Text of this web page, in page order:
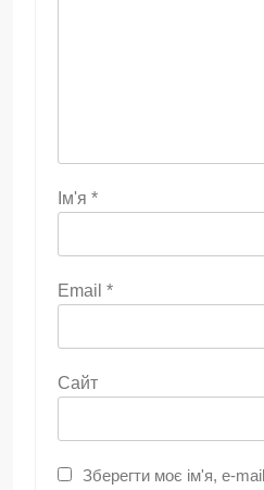
Ім'я *
Email *
Сайт
Зберегти моє ім'я, e-